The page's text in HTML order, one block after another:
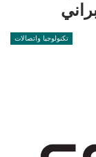
تكنولوجيا واتصالات